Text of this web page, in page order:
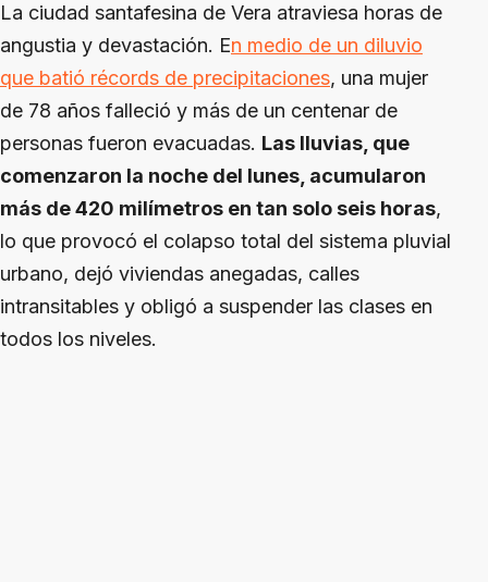
La ciudad santafesina de Vera atraviesa horas de
angustia y devastación. En medio de un diluvio
que batió récords de precipitaciones, una mujer
de 78 años falleció y más de un centenar de
personas fueron evacuadas. Las lluvias, que
comenzaron la noche del lunes, acumularon
más de 420 milímetros en tan solo seis horas,
lo que provocó el colapso total del sistema pluvial
urbano, dejó viviendas anegadas, calles
intransitables y obligó a suspender las clases en
todos los niveles.